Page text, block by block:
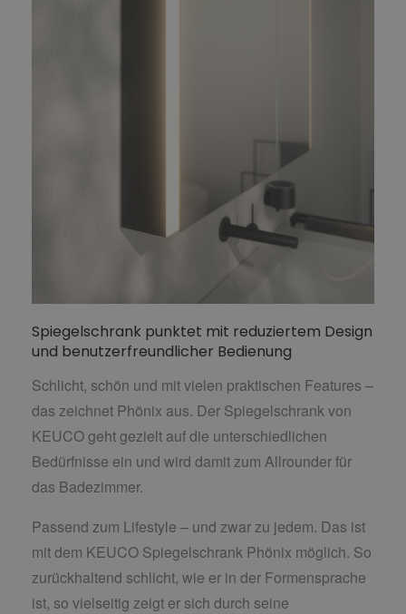
Spiegelschrank punktet mit reduziertem Design
und benutzerfreundlicher Bedienung
Schlicht, schön und mit vielen praktischen Features –
das zeichnet Phönix aus. Der Spiegelschrank von
KEUCO geht gezielt auf die unterschiedlichen
Bedürfnisse ein und wird damit zum Allrounder für
das Badezimmer.
Passend zum Lifestyle – und zwar zu jedem. Das ist
mit dem KEUCO Spiegelschrank Phönix möglich. So
zurückhaltend schlicht, wie er in der Formensprache
ist, so vielseitig zeigt er sich durch seine